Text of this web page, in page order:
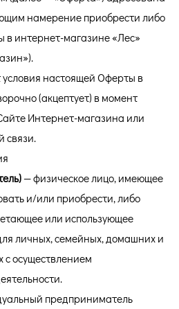
намерение приобрести либо
в интернет-магазине «Лес»
настоящей Оферты в
(акцептует) в момент
Интернет-магазина или
связи.
— физическое лицо, имеющее
и/или приобрести, либо
или использующее
личных, семейных, домашних и
с осуществлением
предприниматель